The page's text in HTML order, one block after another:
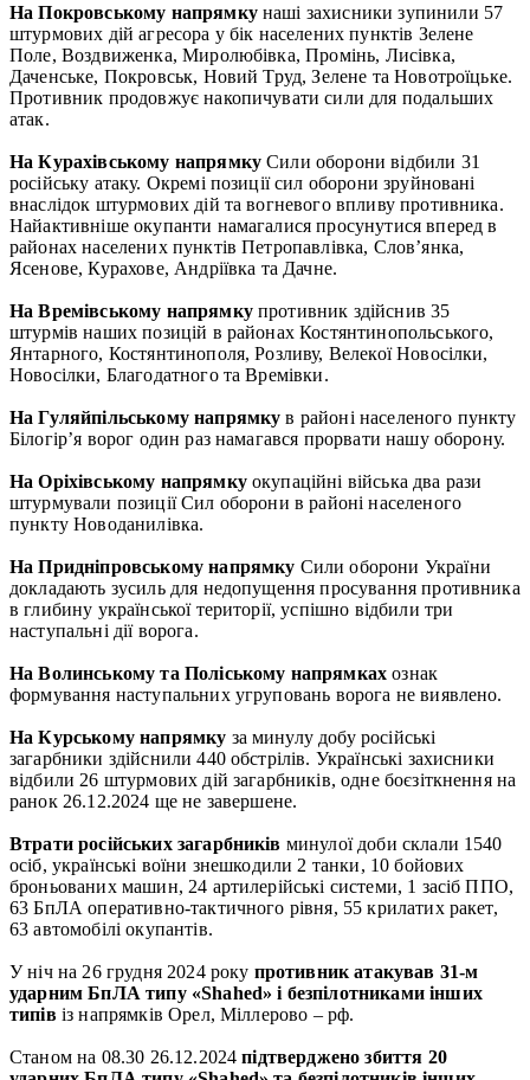
На Покровському напрямкунаші захисники зупинили 57
штурмових дій агресора у бік населених пунктів Зелене
Поле, Воздвиженка, Миролюбівка, Промінь, Лисівка,
Даченське, Покровськ, Новий Труд, Зелене та Новотроїцьке.
Противник продовжує накопичувати сили для подальших
атак.
На Курахівському напрямку Сили оборони відбили 31
російську атаку. Окремі позиції сил оборони зруйновані
внаслідок штурмових дій та вогневого впливу противника.
Найактивніше окупанти намагалися просунутися вперед в
районах населених пунктів Петропавлівка, Слов’янка,
Ясенове, Курахове, Андріївка та Дачне.
На Времівському напрямкупротивник здійснив 35
штурмів наших позицій в районах Костянтинопольського,
Янтарного, Костянтинополя, Розливу, Велекої Новосілки,
Новосілки, Благодатного та Времівки.
На Гуляйпільському напрямку в районі населеного пункту
Білогір’я ворог один раз намагався прорвати нашу оборону.
На Оріхівському напрямку окупаційні війська два рази
штурмували позиції Сил оборони в районі населеного
пункту Новоданилівка.
На Придніпровському напрямку Сили оборони України
докладають зусиль для недопущення просування противника
в глибину української території, успішно відбили три
наступальні дії ворога.
На Волинському та Поліському напрямках ознак
формування наступальних угруповань ворога не виявлено.
На Курському напрямку за минулу добу російські
загарбники здійснили 440 обстрілів. Українські захисники
відбили 26 штурмових дій загарбників, одне боєзіткнення на
ранок 26.12.2024 ще не завершене.
Втрати російських загарбників минулої доби склали 1540
осіб, українські воїни знешкодили 2 танки, 10 бойових
броньованих машин, 24 артилерійські системи, 1 засіб ППО,
63 БпЛА оперативно-тактичного рівня, 55 крилатих ракет,
63 автомобілі окупантів.
У ніч на 26 грудня 2024 року противник атакував 31-м
ударним БпЛА типу «Shahed» і безпілотниками інших
типівіз напрямків Орел, Міллерово – рф.
Станом на 08.30 26.12.2024підтверджено збиття 20